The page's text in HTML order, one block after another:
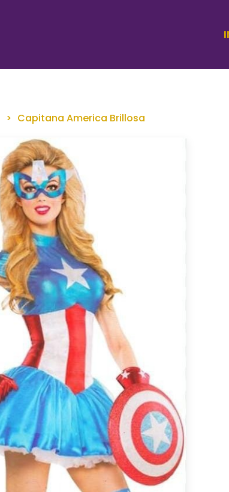
Capitana America Brillosa